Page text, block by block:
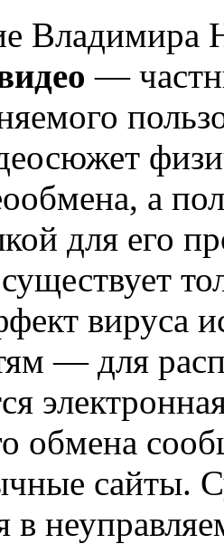
Владимира
—
а
для его
вируса
— для
обмена
сайты.
в